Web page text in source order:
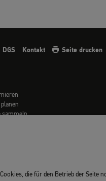
DGS Kontakt Seite drucken
sammeln
die für den Betrieb der Seite